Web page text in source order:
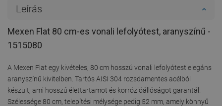
Leírás
Mexen Flat 80 cm-es vonali lefolyótest, aranyszínű -
1515080
A Mexen Flat egy kivételes, 80 cm hosszú vonali lefolyótest elegáns
aranyszínű kivitelben. Tartós AISI 304 rozsdamentes acélból
készült, ami hosszú élettartamot és korrózióállóságot garantál.
Szélessége 80 cm, telepítési mélysége pedig 52 mm, amely könnyű